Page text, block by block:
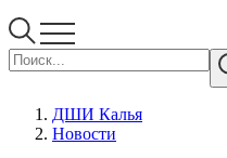
ДШИ Калья
Новости